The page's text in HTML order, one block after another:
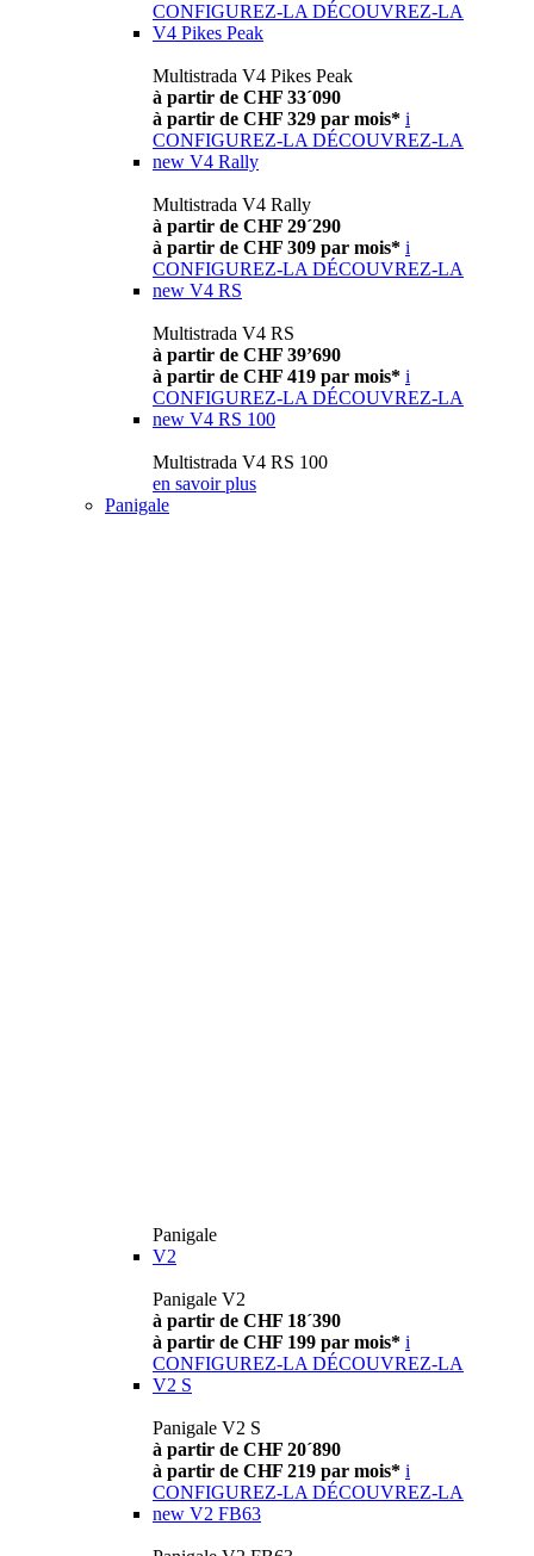
CONFIGUREZ-LA DÉCOUVREZ-LA
V4 Pikes Peak
Multistrada V4 Pikes Peak
à partir de CHF 33´090
à partir de CHF 329 par mois* i
CONFIGUREZ-LA DÉCOUVREZ-LA
new V4 Rally
Multistrada V4 Rally
à partir de CHF 29´290
à partir de CHF 309 par mois* i
CONFIGUREZ-LA DÉCOUVREZ-LA
new V4 RS
Multistrada V4 RS
à partir de CHF 39’690
à partir de CHF 419 par mois* i
CONFIGUREZ-LA DÉCOUVREZ-LA
new V4 RS 100
Multistrada V4 RS 100
en savoir plus
Panigale
Panigale
V2
Panigale V2
à partir de CHF 18´390
à partir de CHF 199 par mois* i
CONFIGUREZ-LA DÉCOUVREZ-LA
V2 S
Panigale V2 S
à partir de CHF 20´890
à partir de CHF 219 par mois* i
CONFIGUREZ-LA DÉCOUVREZ-LA
new V2 FB63